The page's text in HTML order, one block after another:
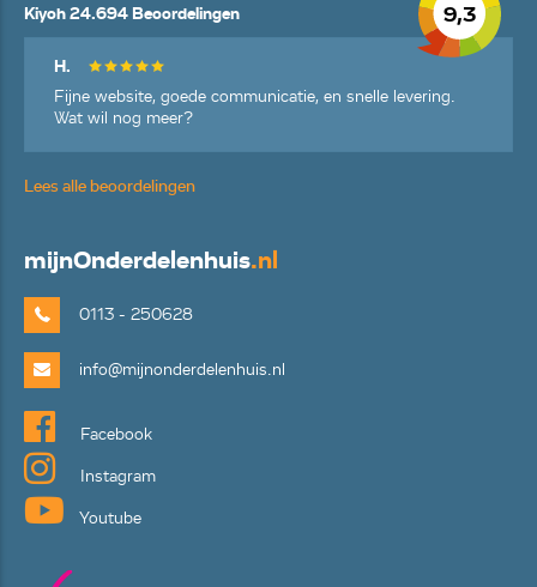
9,3
Kiyoh 24.694 Beoordelingen
H.
Fijne website, goede communicatie, en snelle levering.
Wat wil nog meer?
Lees alle beoordelingen
mijnOnderdelenhuis.nl
0113 - 250628
info@mijnonderdelenhuis.nl
Facebook
Instagram
Youtube